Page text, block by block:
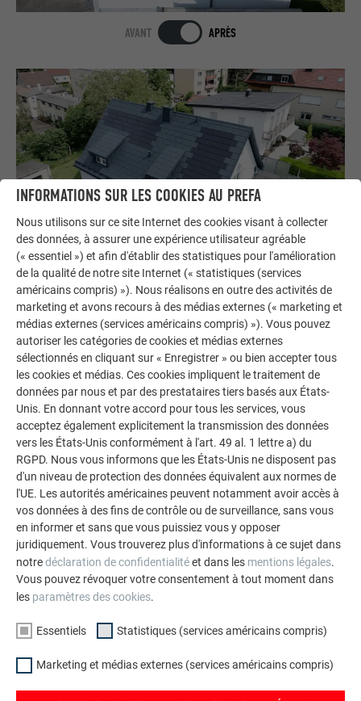
AVANT APRÈS
AVANT APRÈS
AFFICHER PLUS
RETOURNER À LA GALERIE DE RÉNOVATION
INFORMATIONS SUR LES COOKIES AU PREFA
Nous utilisons sur ce site Internet des cookies visant à collecter
des données, à assurer une expérience utilisateur agréable
(« essentiel ») et afin d'établir des statistiques pour l'amélioration
de la qualité de notre site Internet (« statistiques (services
américains compris) »). Nous réalisons en outre des activités de
marketing et avons recours à des médias externes (« marketing et
médias externes (services américains compris) »). Vous pouvez
autoriser les catégories de cookies et médias externes
sélectionnés en cliquant sur « Enregistrer » ou bien accepter tous
les cookies et médias. Ces cookies impliquent le traitement de
données par nous et par des prestataires tiers basés aux États-
Unis. En donnant votre accord pour tous les services, vous
acceptez également explicitement la transmission des données
vers les États-Unis conformément à l'art. 49 al. 1 lettre a) du
RGPD. Nous vous informons que les États-Unis ne disposent pas
d'un niveau de protection des données équivalent aux normes de
l'UE. Les autorités américaines peuvent notamment avoir accès à
vos données à des fins de contrôle ou de surveillance, sans vous
en informer et sans que vous puissiez vous y opposer
juridiquement. Vous trouverez plus d'informations à ce sujet dans
notredéclaration de confidentialitéet dans les mentions légales.
Vous pouvez révoquer votre consentement à tout moment dans
les paramètres des cookies.
Essentiels Statistiques (services américains compris)
Marketing et médias externes (services américains compris)